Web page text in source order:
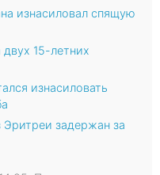
изнасиловал спящую
15-летних
изнасиловать
Эритреи задержан за